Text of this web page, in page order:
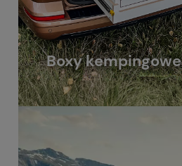
Boxy kempingowe